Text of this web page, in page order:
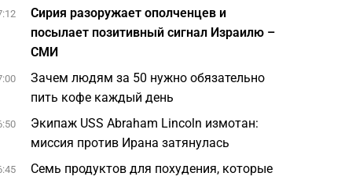
Сирия разоружает ополченцев и
посылает позитивный сигнал Израилю –
СМИ
Зачем людям за 50 нужно обязательно
пить кофе каждый день
Экипаж USS Abraham Lincoln измотан:
миссия против Ирана затянулась
Семь продуктов для похудения, которые